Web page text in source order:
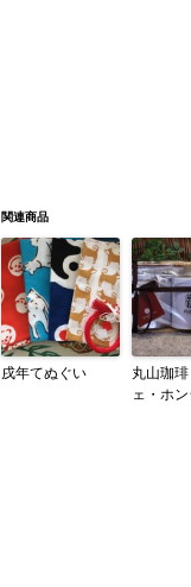
関連商品
戌年てぬぐい
丸山珈
ェ・ホ